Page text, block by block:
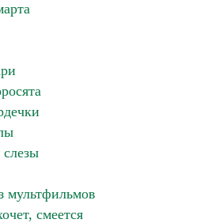
слезы
мультфильмов
смеется